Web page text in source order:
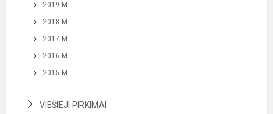
2019 M.
2018 M.
2017 M.
2016 M.
2015 M.
VIEŠIEJI PIRKIMAI